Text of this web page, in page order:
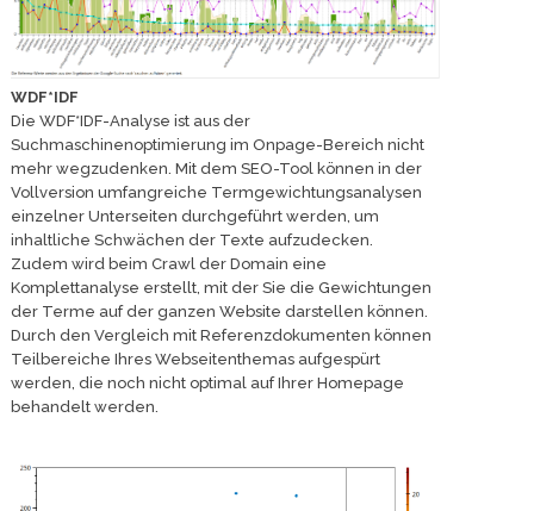
WDF*IDF
Die WDF*IDF-Analyse ist aus der
Suchmaschinenoptimierung im Onpage-Bereich nicht
mehr wegzudenken. Mit dem SEO-Tool können in der
Vollversion umfangreiche Termgewichtungsanalysen
einzelner Unterseiten durchgeführt werden, um
inhaltliche Schwächen der Texte aufzudecken.
Zudem wird beim Crawl der Domain eine
Komplettanalyse erstellt, mit der Sie die Gewichtungen
der Terme auf der ganzen Website darstellen können.
Durch den Vergleich mit Referenzdokumenten können
Teilbereiche Ihres Webseitenthemas aufgespürt
werden, die noch nicht optimal auf Ihrer Homepage
behandelt werden.